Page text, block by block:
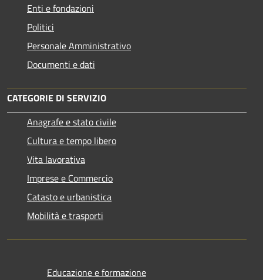
Enti e fondazioni
Politici
Personale Amministrativo
Documenti e dati
CATEGORIE DI SERVIZIO
Anagrafe e stato civile
Cultura e tempo libero
Vita lavorativa
Imprese e Commercio
Catasto e urbanistica
Mobilità e trasporti
Educazione e formazione